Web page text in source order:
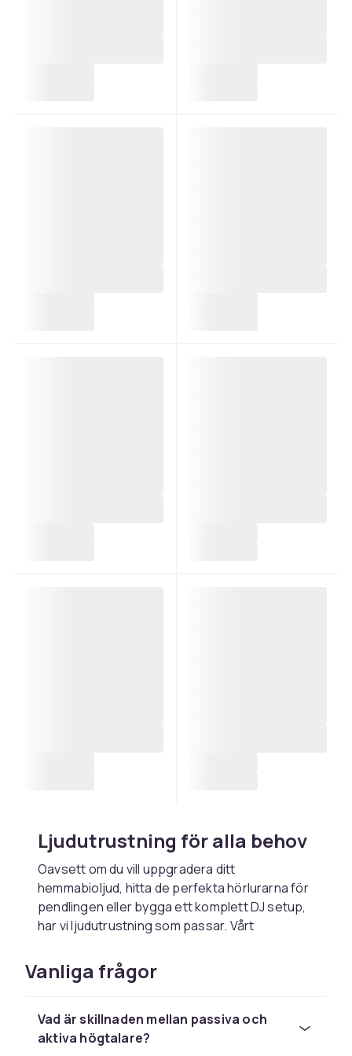
Ljudutrustning för alla behov
Oavsett om du vill uppgradera ditt
hemmabioljud, hitta de perfekta hörlurarna för
pendlingen eller bygga ett komplett DJ setup,
har vi ljudutrustning som passar. Vårt
professionella ändamål, med produkter från
välkända varumärken inom ljudbranschen.
Högtalare och hörlurar i alla
prisklasser
Vanliga frågor
Vad är skillnaden mellan passiva och
aktiva högtalare?